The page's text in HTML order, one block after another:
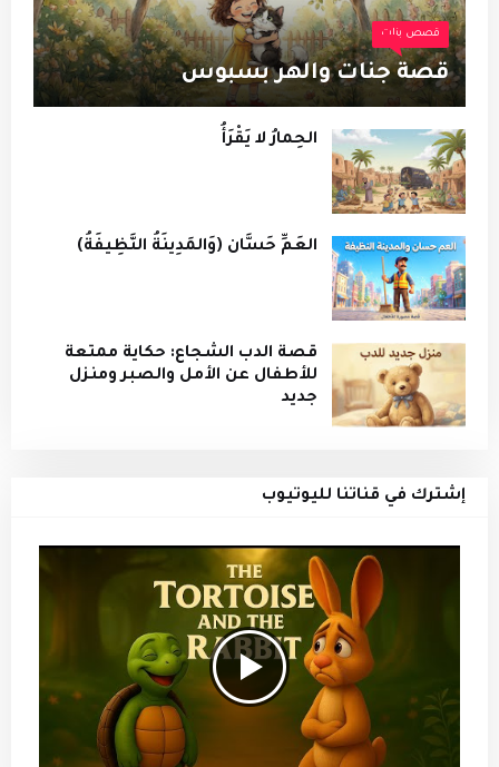
قصص بنات
قصة جنات والهر بسبوس
الحِمارُ لا يَقْرَأُ
العَمِّ حَسَّان (وَالمَدِينَةُ النَّظِيفَةُ)
قصة الدب الشجاع: حكاية ممتعة
للأطفال عن الأمل والصبر ومنزل
جديد
إشترك في قناتنا لليوتيوب